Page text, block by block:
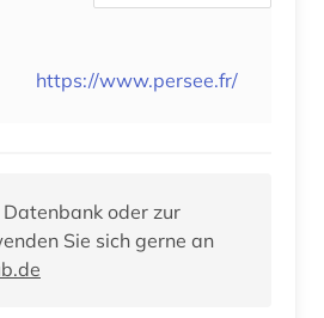
https://www.persee.fr/
oder zur
Sie sich gerne an